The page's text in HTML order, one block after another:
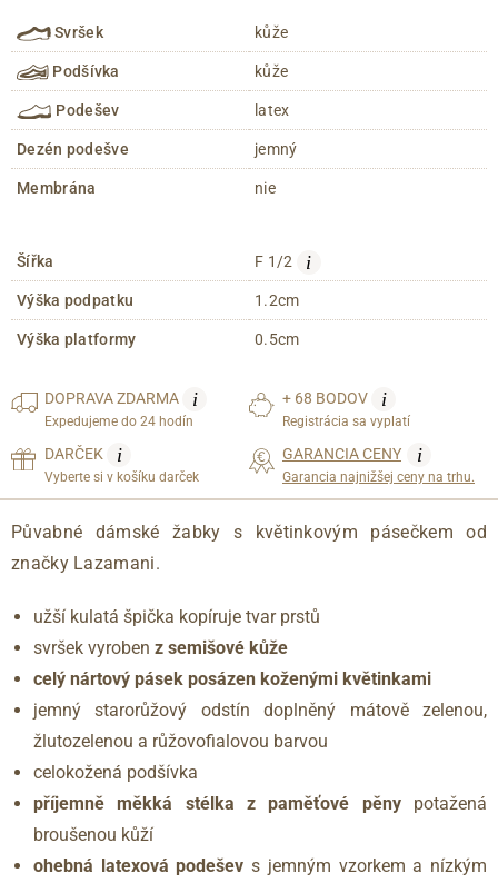
Svršek kůže
Podšívka kůže
Podešev latex
Dezén podešve jemný
Membrána nie
Šířka F 1/2 i
Výška podpatku 1.2cm
Výška platformy 0.5cm
DOPRAVAZDARMA i
Expedujeme do 24 hodín
+ 68 BODOV i
Registrácia sa vyplatí
DARČEK i
Vyberte si v košíku darček
GARANCIA CENY i
Garancia najnižšej ceny na trhu.
Půvabné dámské žabky s květinkovým pásečkem od
značky Lazamani.
užší kulatá špička kopíruje tvar prstů
svršek vyroben z semišové kůže
celý nártový pásek posázen koženými květinkami
jemný starorůžový odstín doplněný mátově zelenou,
žlutozelenou a růžovofialovou barvou
celokožená podšívka
příjemně měkká stélka z paměťové pěnypotažená
broušenou kůží
ohebná latexová podešev s jemným vzorkem a nízkým